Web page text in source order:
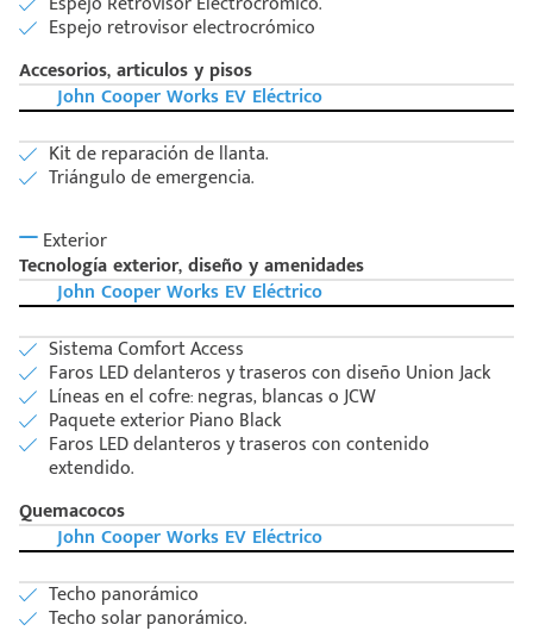
Espejo retrovisor electrocrómico
Accesorios, articulos y pisos
John Cooper Works EV Eléctrico
Kit de reparación de llanta.
Triángulo de emergencia.
Exterior
Tecnología exterior, diseño y amenidades
John Cooper Works EV Eléctrico
Sistema Comfort Access
Faros LED delanteros y traseros con diseño Union Jack
Líneas en el cofre: negras, blancas o JCW
Paquete exterior Piano Black
Faros LED delanteros y traseros con contenido
extendido.
Quemacocos
John Cooper Works EV Eléctrico
Techo panorámico
Techo solar panorámico.